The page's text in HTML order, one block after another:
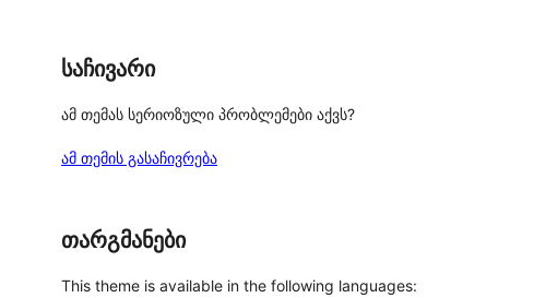
საჩივარი
ამ თემას სერიოზული პრობლემები აქვს?
ამ თემის გასაჩივრება
თარგმანები
This theme is available in the following languages: